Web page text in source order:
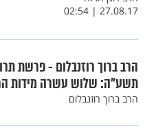
27.08.17 | 02:54
הרב ברוך רוזנבלום - פרשת
תשע"ה: שלוש עשרה מידות
הרב ברוך רוזנבלום